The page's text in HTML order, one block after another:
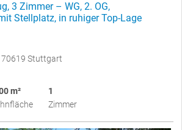
3 Zimmer – WG, 2. OG,
Stellplatz, in ruhiger Top-Lage
Stuttgart
m²
1
Zimmer